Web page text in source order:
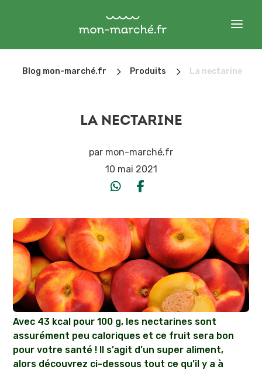
Blog mon-marché.fr 5 Produits 5 La nectarine
LA NECTARINE
par mon-marché.fr
10 mai 2021
Avec 43 kcal pour 100 g, les nectarines sont
assurément peu caloriques et ce fruit sera bon
pour votre santé ! Il s’agit d’un super aliment,
alors découvrez ci-dessous tout ce qu’il y a à